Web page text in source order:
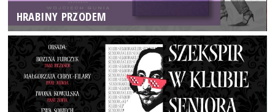
HRABINY PRZODEM